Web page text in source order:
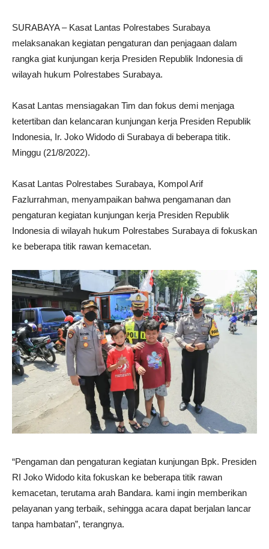
SURABAYA – Kasat Lantas Polrestabes Surabaya
melaksanakan kegiatan pengaturan dan penjagaan dalam
rangka giat kunjungan kerja Presiden Republik Indonesia di
wilayah hukum Polrestabes Surabaya.
Kasat Lantas mensiagakan Tim dan fokus demi menjaga
ketertiban dan kelancaran kunjungan kerja Presiden Republik
Indonesia, Ir. Joko Widodo di Surabaya di beberapa titik.
Minggu (21/8/2022).
Kasat Lantas Polrestabes Surabaya, Kompol Arif
Fazlurrahman, menyampaikan bahwa pengamanan dan
pengaturan kegiatan kunjungan kerja Presiden Republik
Indonesia di wilayah hukum Polrestabes Surabaya di fokuskan
ke beberapa titik rawan kemacetan.
“Pengaman dan pengaturan kegiatan kunjungan Bpk. Presiden
RI Joko Widodo kita fokuskan ke beberapa titik rawan
kemacetan, terutama arah Bandara. kami ingin memberikan
pelayanan yang terbaik, sehingga acara dapat berjalan lancar
tanpa hambatan”, terangnya.